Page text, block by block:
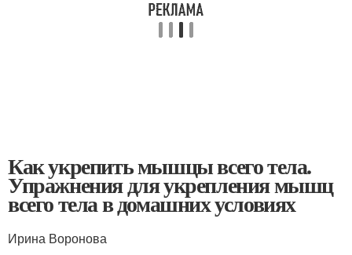
Как укрепить мышцы всего тела.
Упражнения для укрепления мышц
всего тела в домашних условиях
Ирина Воронова